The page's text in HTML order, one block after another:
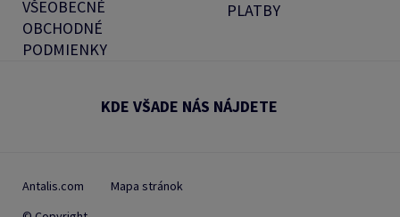
VŠEOBECNÉ
OBCHODNÉ
PODMIENKY
PLATBY
KDE VŠADE NÁS NÁJDETE
Antalis.com
Mapa stránok